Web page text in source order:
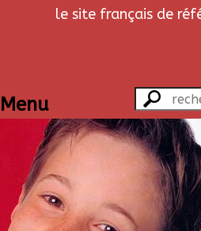
le site français de
Menu